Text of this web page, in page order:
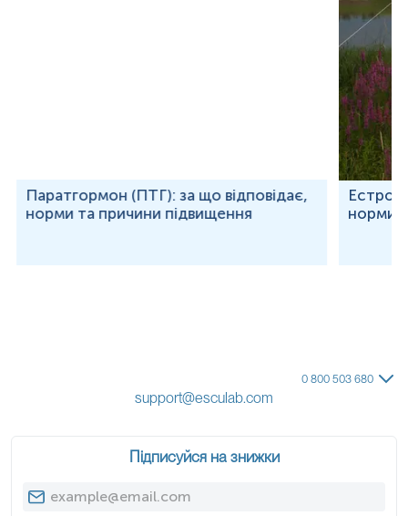
Паратгормон (ПТГ): за що відповідає,
норми та причини підвищення
норми
0 800 503 680
support@esculab.com
Підписуйся на знижки